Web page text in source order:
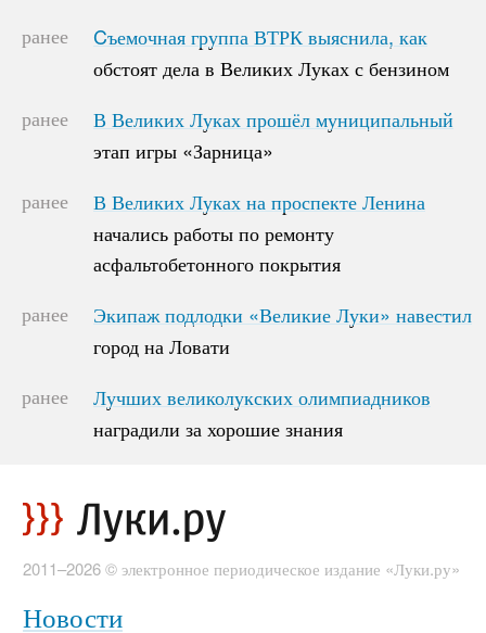
ранее
Cъемочная группа ВТРК выяснила, как
обстоят дела в Великих Луках с бензином
Cъемочная группа ВТРК выяснила, как
обстоят дела в Великих Луках с бензином
ранее
В Великих Луках прошёл муниципальный
этап игры «Зарница»
В Великих Луках прошёл муниципальный
этап игры «Зарница»
ранее
В Великих Луках на проспекте Ленина
начались работы по ремонту
асфальтобетонного покрытия
В Великих Луках на проспекте Ленина
начались работы по ремонту
асфальтобетонного покрытия
ранее
Экипаж подлодки «Великие Луки» навестил
город на Ловати
Экипаж подлодки «Великие Луки» навестил
город на Ловати
ранее
Лучших великолукских олимпиадников
наградили за хорошие знания
Лучших великолукских олимпиадников
наградили за хорошие знания
2011–2026 © электронное периодическое издание «Луки.ру»
Новости